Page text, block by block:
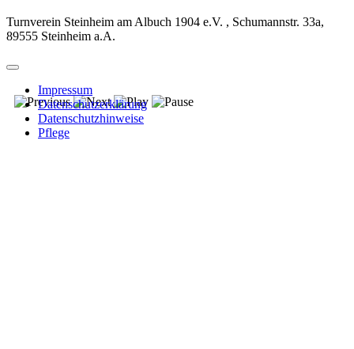
Turnverein Steinheim am Albuch 1904 e.V. , Schumannstr. 33a,
89555 Steinheim a.A.
Impressum
Datenschutzerklärung
Datenschutzhinweise
Pflege